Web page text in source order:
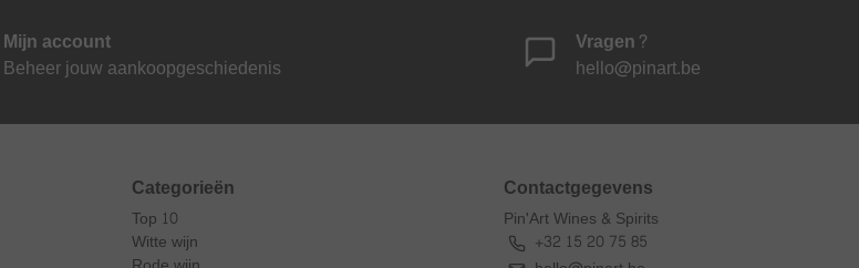
Mijn account
Beheer jouw aankoopgeschiedenis
Vragen?
hello@pinart.be
Categorieën
Top 10
Witte wijn
Contactgegevens
Pin'Art Wines & Spirits
+32 15 20 75 85